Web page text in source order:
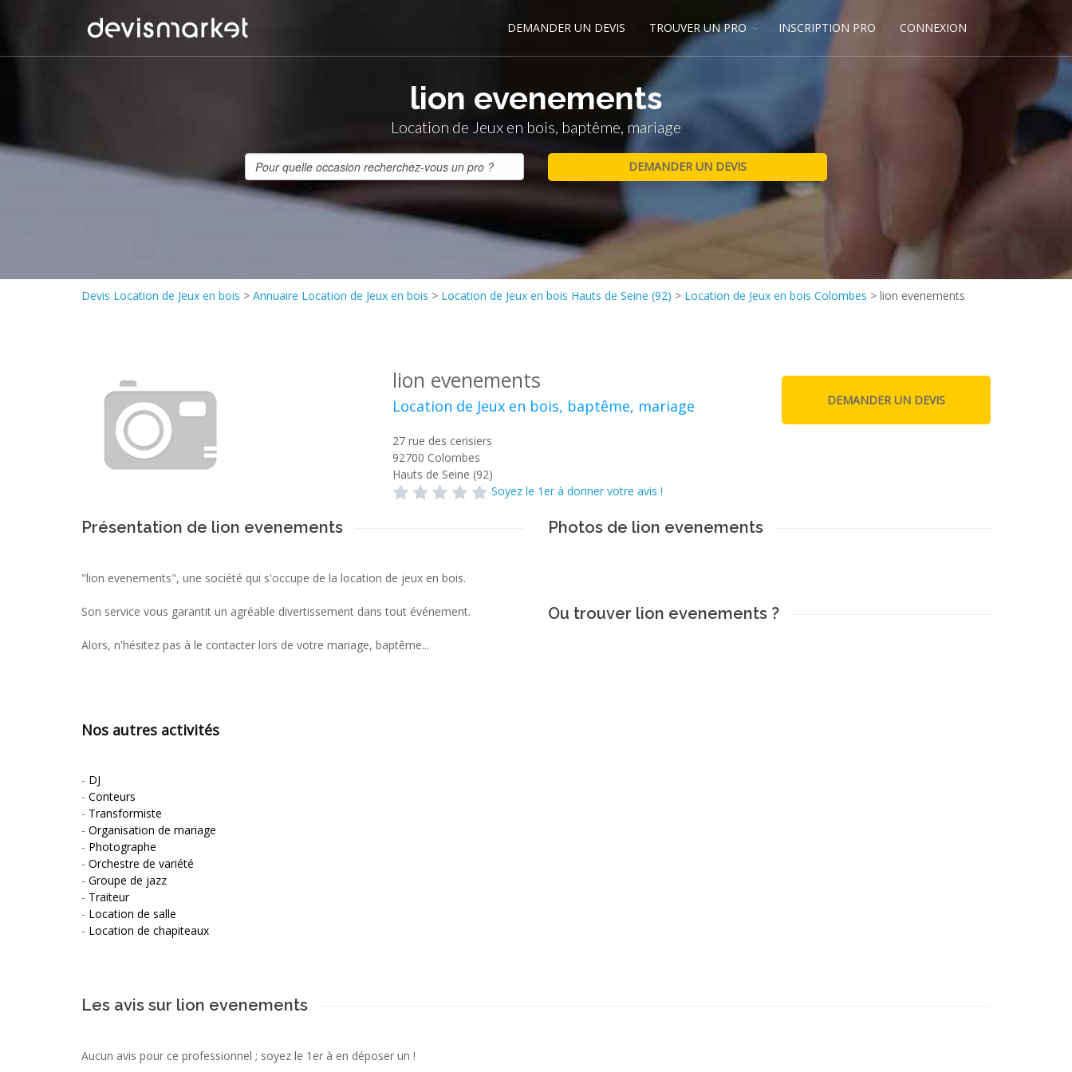
DEMANDER UN DEVIS TROUVER UN PRO INSCRIPTION PRO CONNEXION
lion evenements
Location de Jeux en bois, baptême, mariage
Devis Location de Jeux en bois > Annuaire Location de Jeux en bois > Location de Jeux en bois Hauts de Seine (92) > Location de Jeux en bois Colombes > lion evenements
lion evenements
Location de Jeux en bois, baptême, mariage
27 rue des cerisiers
92700 Colombes
Hauts de Seine (92)
Soyez le 1er à donner votre avis !
Présentation de lion evenements
"lion evenements", une société qui s'occupe de la location de jeux en bois.
Son service vous garantit un agréable divertissement dans tout événement.
Alors, n'hésitez pas à le contacter lors de votre mariage, baptême...
Nos autres activités
- DJ
- Conteurs
- Transformiste
- Organisation de mariage
- Photographe
- Orchestre de variété
- Groupe de jazz
- Traiteur
- Location de salle
- Location de chapiteaux
Photos de lion evenements
Ou trouver lion evenements ?
Les avis sur lion evenements
Aucun avis pour ce professionnel ; soyez le 1er à en déposer un !